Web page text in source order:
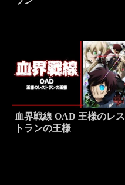
血界戦線 OAD 王様のレス
トランの王様